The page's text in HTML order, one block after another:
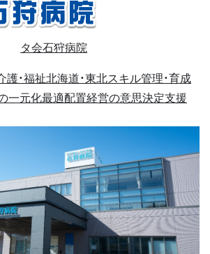
タ会石狩病院
護・福祉北海道・東北スキル管理・育成
一元化最適配置経営の意思決定支援